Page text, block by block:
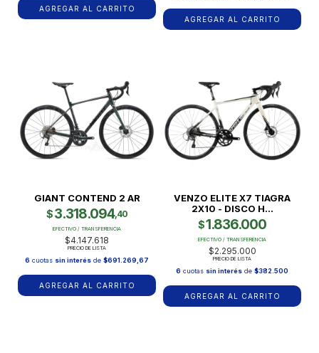
AGREGAR AL CARRITO
AGREGAR AL CARRITO
GIANT CONTEND 2 AR
$3.318.094,40
EFECTIVO / TRANSFERENCIA
$4.147.618
PRECIO DE LISTA
6 cuotas sin interés de $691.269,67
AGREGAR AL CARRITO
VENZO ELITE X7 TIAGRA
2X10 - DISCO H...
$1.836.000
EFECTIVO / TRANSFERENCIA
$2.295.000
PRECIO DE LISTA
6 cuotas sin interés de $382.500
AGREGAR AL CARRITO